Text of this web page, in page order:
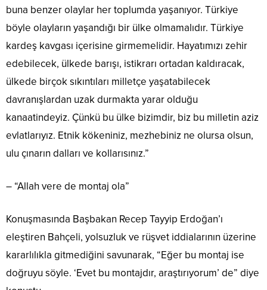
buna benzer olaylar her toplumda yaşanıyor. Türkiye
böyle olayların yaşandığı bir ülke olmamalıdır. Türkiye
kardeş kavgası içerisine girmemelidir. Hayatımızı zehir
edebilecek, ülkede barışı, istikrarı ortadan kaldıracak,
ülkede birçok sıkıntıları milletçe yaşatabilecek
davranışlardan uzak durmakta yarar olduğu
kanaatindeyiz. Çünkü bu ülke bizimdir, biz bu milletin aziz
evlatlarıyız. Etnik kökeniniz, mezhebiniz ne olursa olsun,
ulu çınarın dalları ve kollarısınız.”
– “Allah vere de montaj ola”
Konuşmasında Başbakan Recep Tayyip Erdoğan’ı
eleştiren Bahçeli, yolsuzluk ve rüşvet iddialarının üzerine
kararlılıkla gitmediğini savunarak, “Eğer bu montaj ise
doğruyu söyle. ‘Evet bu montajdır, araştırıyorum’ de” diye